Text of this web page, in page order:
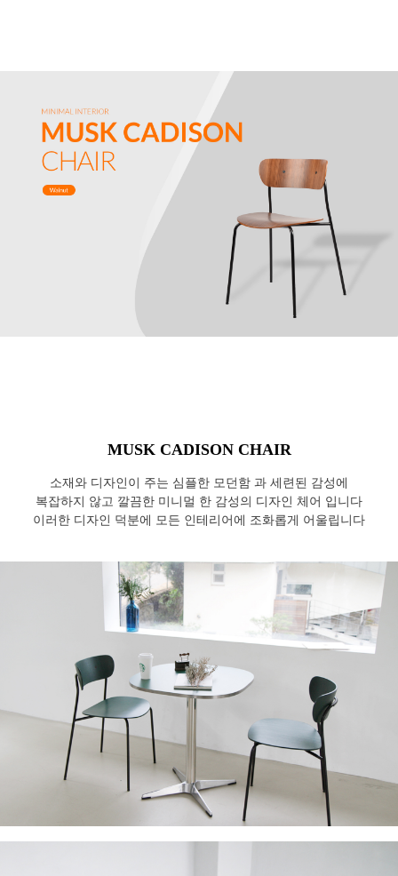
MUSK CADISON CHAIR
소재와 디자인이 주는 심플한 모던함 과 세련된 감성에
복잡하지 않고 깔끔한 미니멀 한 감성의 디자인 체어 입니다
이러한 디자인 덕분에 모든 인테리어에 조화롭게 어울립니다